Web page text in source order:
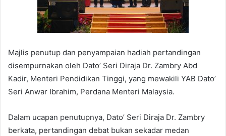
Majlis penutup dan penyampaian hadiah pertandingan
disempurnakan oleh Dato’ Seri Diraja Dr. Zambry Abd
Kadir, Menteri Pendidikan Tinggi, yang mewakili YAB Dato’
Seri Anwar Ibrahim, Perdana Menteri Malaysia.
Dalam ucapan penutupnya, Dato’ Seri Diraja Dr. Zambry
berkata, pertandingan debat bukan sekadar medan